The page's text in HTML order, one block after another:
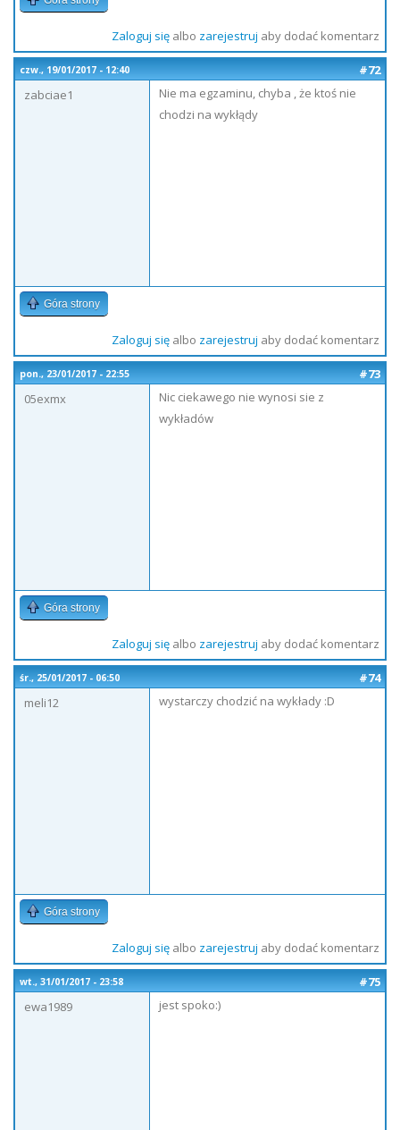
Zaloguj sięalbo zarejestruj aby dodać komentarz
czw., 19/01/2017 - 12:40
#72
zabciae1
Nie ma egzaminu, chyba , że ktoś nie
chodzi na wykłądy
Góra strony
Zaloguj sięalbo zarejestruj aby dodać komentarz
pon., 23/01/2017 - 22:55
#73
05exmx
Nic ciekawego nie wynosi sie z
wykładów
Góra strony
Zaloguj sięalbo zarejestruj aby dodać komentarz
śr., 25/01/2017 - 06:50
#74
meli12
wystarczy chodzić na wykłady :D
Góra strony
Zaloguj sięalbo zarejestruj aby dodać komentarz
wt., 31/01/2017 - 23:58
#75
ewa1989
jest spoko:)